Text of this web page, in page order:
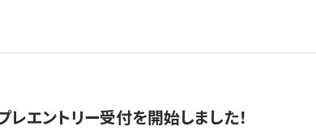
エントリー受付を開始しました！